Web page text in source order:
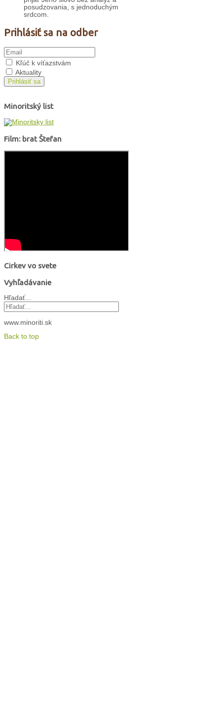
posudzovania, s jednoduchým
srdcom.
Prihlásiť sa na odber
Kľúč k víťazstvám
Aktuality
Prihlásiť sa
Minoritský list
Film: brat Štefan
Cirkev vo svete
Vyhľadávanie
Hľadať...
www.minoriti.sk
Back to top